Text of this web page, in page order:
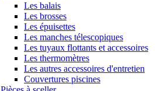
Les balais
Les brosses
Les épuisettes
Les manches télescopiques
Les tuyaux flottants et accessoires
Les thermomètres
Les autres accessoires d'entretien
Couvertures piscines